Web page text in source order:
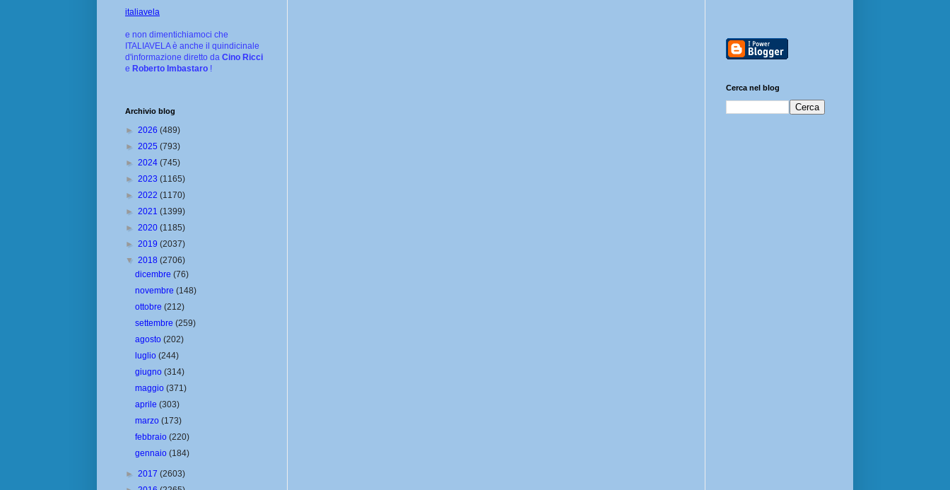
italiavela
e non dimentichiamoci che
ITALIAVELA è anche il quindicinale
d'informazione diretto da Cino Ricci
e Roberto Imbastaro !
Archivio blog
► 2026 (489)
► 2025 (793)
► 2024 (745)
► 2023 (1165)
► 2022 (1170)
► 2021 (1399)
► 2020 (1185)
► 2019 (2037)
▼ 2018 (2706)
dicembre(76)
novembre(148)
ottobre(212)
settembre(259)
agosto(202)
luglio(244)
giugno(314)
maggio(371)
aprile(303)
marzo(173)
febbraio(220)
gennaio(184)
► 2017 (2603)
Cerca nel blog